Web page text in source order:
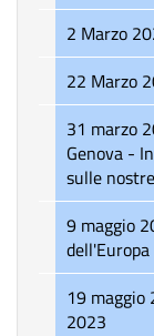
2 Marzo
22 Marzo
31 marzo 2023 al Centro Europe Direct
Genova -
sulle
9 maggio 2023 Villa Duchessa di Galliera Festa
19 maggio 2023 - Festival della Sostenibilità
2023